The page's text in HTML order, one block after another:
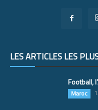
LES ARTICLES LES
Football,
Maroc